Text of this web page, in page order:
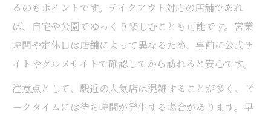
るのもポイントです。テイクアウト対応の店舗であれ
ば、自宅や公園でゆっくり楽しむことも可能です。営業
時間や定休日は店舗によって異なるため、事前に公式サ
イトやグルメサイトで確認してから訪れると安心です。
注意点として、駅近の人気店は混雑することが多く、ピ
ークタイムには待ち時間が発生する場合があります。早